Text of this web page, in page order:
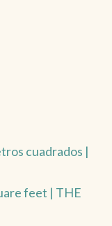
cuadrados |
feet | THE